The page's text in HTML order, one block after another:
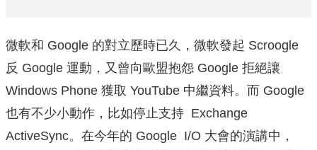
微軟和 Google 的對立歷時已久，微軟發起 Scroogle
反 Google 運動，又曾向歐盟抱怨 Google 拒絕讓
Windows Phone 獲取 YouTube 中繼資料。而 Google
也有不少小動作，比如停止支持 Exchange
ActiveSync。在今年的 Google I/O 大會的演講中，